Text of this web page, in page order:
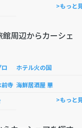
>もっと
周辺からカーシェ
ホテル火の国
前寺 海鮮居酒屋 華
>もっと